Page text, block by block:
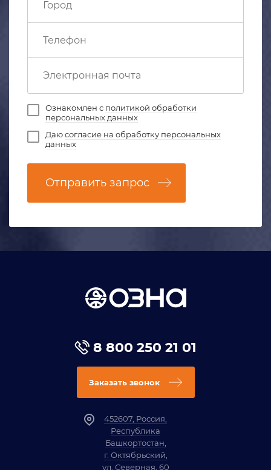
Ознакомлен с политикой обработки
персональных данных
Даюсогласие на обработку персональных
данных
Отправить запрос
8 800 250 21 01
Заказать звонок
452607, Россия,
Республика
Башкортостан,
г. Октябрьский,
ул. Северная, 60